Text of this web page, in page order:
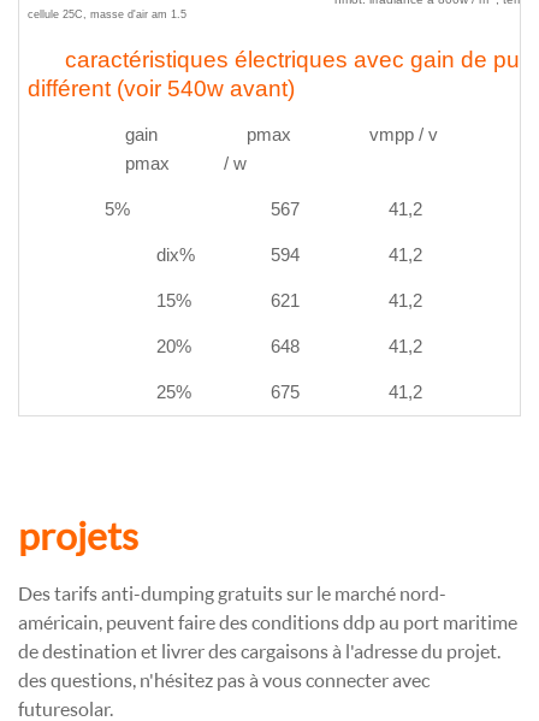
cellule 25C , masse d'air am 1.5
caractéristiques électriques avec gain de
différent (voir 540w avant)
gain
pmax
pmax
/ w
vmpp / v
5% 567 41,2
dix% 594 41,2
15% 621 41,2
20% 648 41,2
25% 675 41,2
projets
Des tarifs anti-dumping gratuits sur le marché nord-
américain, peuvent faire des conditions ddp au port maritime
de destination et livrer des cargaisons à l'adresse du projet.
des questions, n'hésitez pas à vous connecter avec
futuresolar.